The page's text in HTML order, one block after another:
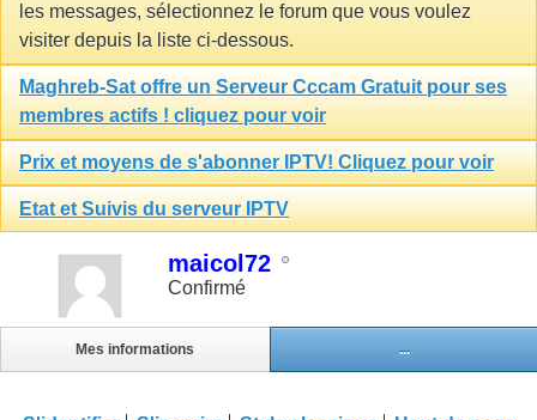
les messages, sélectionnez le forum que vous voulez
visiter depuis la liste ci-dessous.
Maghreb-Sat offre un Serveur Cccam Gratuit pour ses
membres actifs ! cliquez pour voir
Prix et moyens de s'abonner IPTV! Cliquez pour voir
Etat et Suivis du serveur IPTV
maicol72
Confirmé
Mes informations ...